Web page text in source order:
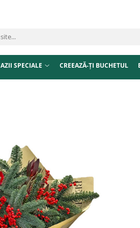
SPECIALE CREEAZĂ-ȚI BUCHETUL